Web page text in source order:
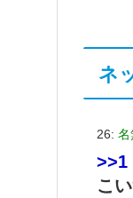
ネ
26: 名
>>1
こ